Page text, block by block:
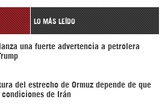
LO MÁS LEÍDO
una fuerte advertencia a petrolera
del estrecho de Ormuz depende de que
condiciones de Irán